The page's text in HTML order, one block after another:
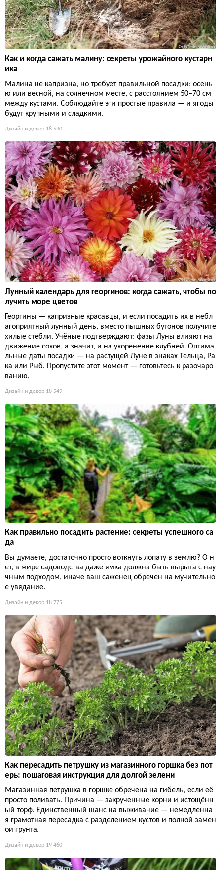
Как и когда сажать малину: секреты урожайного кустарн
ика
Малина не капризна, но требует правильной посадки: осень
ю или весной, на солнечном месте, с расстоянием 50–70 см
между кустами. Соблюдайте эти простые правила — и ягоды
будут крупными и сладкими.
Дизайн и декор 18 530
Лунный календарь для георгинов: когда сажать, чтобы по
лучить море цветов
Георгины — капризные красавцы, и если посадить их в небл
агоприятный лунный день, вместо пышных бутонов получите
хилые стебли. Учёные подтверждают: фазы Луны влияют на
движение соков, а значит, и на укоренение клубней. Оптима
льные даты посадки — на растущей Луне в знаках Тельца, Ра
ка или Рыб. Пропустите этот момент — готовьтесь к разочаро
ванию.
Дизайн и декор 18 549
Как правильно посадить растение: секреты успешного са
да
Вы думаете, достаточно просто воткнуть лопату в землю? О н
ет, в мире садоводства даже ямка должна быть вырыта с нау
чным подходом, иначе ваш саженец обречен на мучительно
е увядание.
Дизайн и декор 18 775
Как пересадить петрушку из магазинного горшка без пот
ерь: пошаговая инструкция для долгой зелени
Магазинная петрушка в горшке обречена на гибель, если её
просто поливать. Причина — закрученные корни и истощённ
ый торф. Единственный шанс на выживание — немедленна
я грамотная пересадка с разделением кустов и полной замен
ой грунта.
Дизайн и декор 19 460